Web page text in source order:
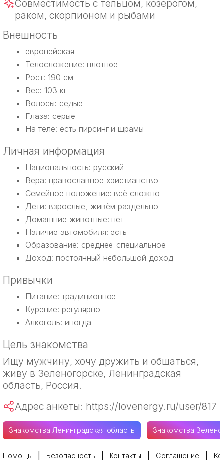
Совместимость с тельцом, козерогом,
раком, скорпионом и рыбами
Внешность
европейская
Телосложение: плотное
Рост: 190 см
Вес: 103 кг
Волосы: седые
Глаза: серые
На теле: есть пирсинг и шрамы
Личная информация
Национальность: русский
Вера: православное христианство
Семейное положение: всё сложно
Дети: взрослые, живём раздельно
Домашние животные: нет
Наличие автомобиля: есть
Образование: среднее-специальное
Доход: постоянный небольшой доход
Привычки
Питание: традиционное
Курение: регулярно
Алкоголь: иногда
Цель знакомства
Ищу мужчину, хочу дружить и общаться,
живу в Зеленогорске, Ленинградская
область, Россия.
Адрес анкеты: https://lovenergy.ru/user/817
Знакомства Ленинградская область Знакомства
Помощь Безопасность Контакты Соглашение